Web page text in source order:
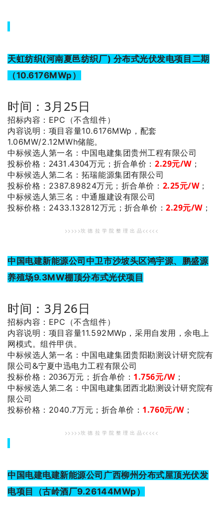
天虹纺织(河南夏邑纺织厂) 分布式光伏发电项目二期
（10.6176MWp）
时间：3月25日
招标内容：EPC（不含组件）
内容说明：项目容量10.6176MWp，配套
1.06MW/2.12MWh储能。
中标候选人第一名 ：中国电建集团贵州工程有限公司
投标价格：2431.4304万元；折合单价： 2.29元/W；
中标候选人第二名 ：拓瑞能源集团有限公司
投标价格：2387.89824万元； 折合单价： 2.25元/W；
中标候选人第三名 ：中通服建设有限公司
投标价格：2433.132812万元；折合单价：2.29元/W；
>>>>>坎 德 拉 学 院 整 理 出 品<<<<<
中国电建新能源公司中卫市沙坡头区鸿宇源、鹏盛源
养殖场9.3MW棚顶分布式光伏项目
时间：3月26日
招标内容：EPC（不含组件）
内容说明：项目容量11.592MWp，采用自发用，余电上
网模式。组件甲供。
中标候选人第一名 ：中国电建集团贵阳勘测设计研究院有
限公司&宁夏中迅电力工程有限公司
投标价格：2036万元； 折合单价： 1.756元/W；
中标候选人第二名 ：中国电建集团西北勘测设计研究院有
限公司
投标价格：2040.7万元； 折合单价： 1.760元/W；
>>>>>坎 德 拉 学 院 整 理 出 品<<<<<
中国电建电建新能源公司广西柳州分布式屋顶光伏发
电项目（古岭酒厂9.26144MWp）